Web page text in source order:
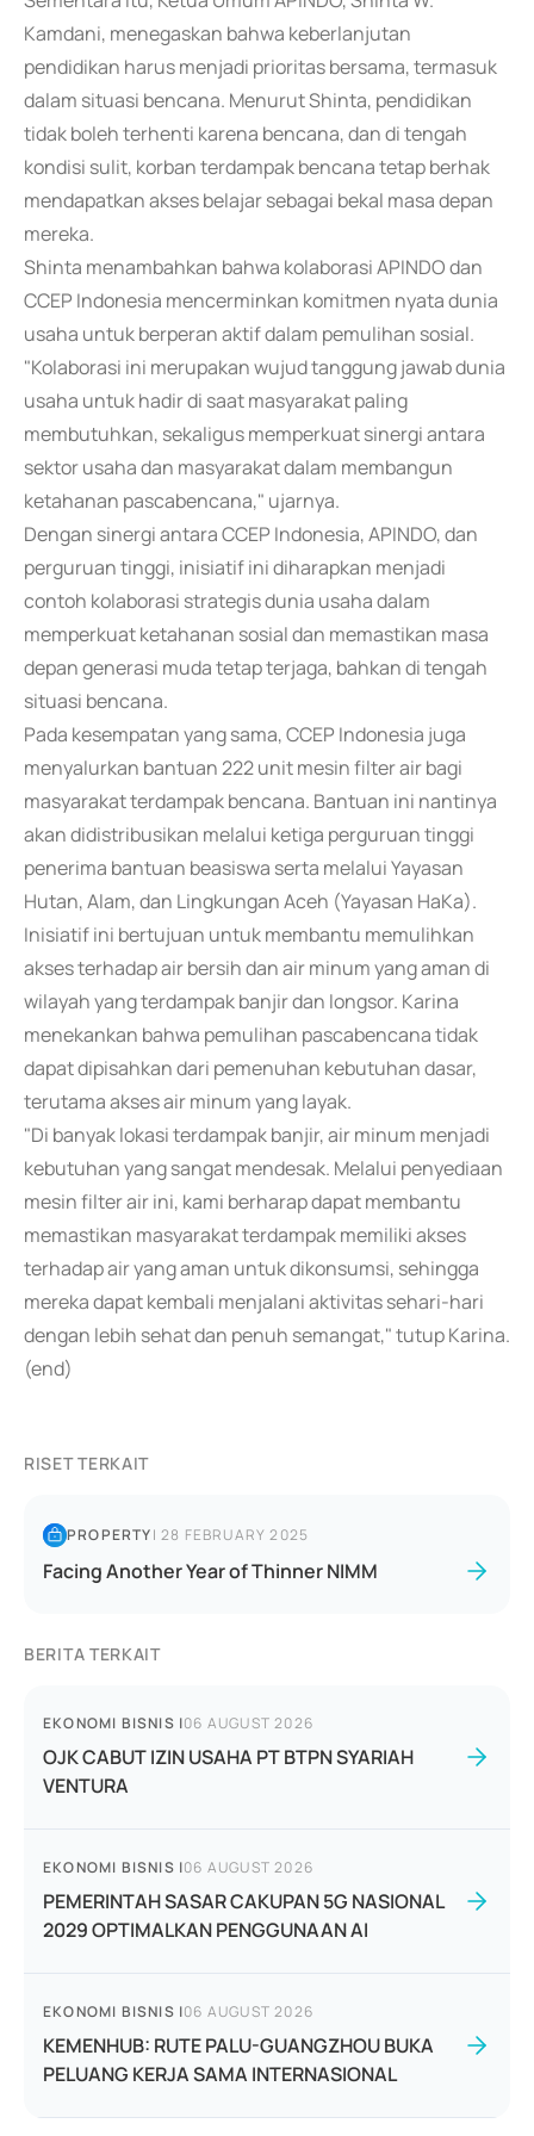
Kamdani, menegaskan bahwa keberlanjutan
pendidikan harus menjadi prioritas bersama, termasuk
dalam situasi bencana. Menurut Shinta, pendidikan
tidak boleh terhenti karena bencana, dan di tengah
kondisi sulit, korban terdampak bencana tetap berhak
mendapatkan akses belajar sebagai bekal masa depan
mereka.
Shinta menambahkan bahwa kolaborasi APINDO dan
CCEP Indonesia mencerminkan komitmen nyata dunia
usaha untuk berperan aktif dalam pemulihan sosial.
"Kolaborasi ini merupakan wujud tanggung jawab dunia
usaha untuk hadir di saat masyarakat paling
membutuhkan, sekaligus memperkuat sinergi antara
sektor usaha dan masyarakat dalam membangun
ketahanan pascabencana," ujarnya.
Dengan sinergi antara CCEP Indonesia, APINDO, dan
perguruan tinggi, inisiatif ini diharapkan menjadi
contoh kolaborasi strategis dunia usaha dalam
memperkuat ketahanan sosial dan memastikan masa
depan generasi muda tetap terjaga, bahkan di tengah
situasi bencana.
Pada kesempatan yang sama, CCEP Indonesia juga
menyalurkan bantuan 222 unit mesin filter air bagi
masyarakat terdampak bencana. Bantuan ini nantinya
akan didistribusikan melalui ketiga perguruan tinggi
penerima bantuan beasiswa serta melalui Yayasan
Hutan, Alam, dan Lingkungan Aceh (Yayasan HaKa).
Inisiatif ini bertujuan untuk membantu memulihkan
akses terhadap air bersih dan air minum yang aman di
wilayah yang terdampak banjir dan longsor. Karina
menekankan bahwa pemulihan pascabencana tidak
dapat dipisahkan dari pemenuhan kebutuhan dasar,
terutama akses air minum yang layak.
"Di banyak lokasi terdampak banjir, air minum menjadi
kebutuhan yang sangat mendesak. Melalui penyediaan
mesin filter air ini, kami berharap dapat membantu
memastikan masyarakat terdampak memiliki akses
terhadap air yang aman untuk dikonsumsi, sehingga
mereka dapat kembali menjalani aktivitas sehari-hari
dengan lebih sehat dan penuh semangat," tutup Karina.
(end)
RISET TERKAIT
PROPERTY|28 FEBRUARY 2025
Facing Another Year of Thinner NIMM
BERITA TERKAIT
EKONOMI BISNIS |06 AUGUST 2026
OJK CABUT IZIN USAHA PT BTPN SYARIAH
VENTURA
EKONOMI BISNIS |06 AUGUST 2026
PEMERINTAH SASAR CAKUPAN 5G NASIONAL
2029 OPTIMALKAN PENGGUNAAN AI
EKONOMI BISNIS |06 AUGUST 2026
KEMENHUB: RUTE PALU-GUANGZHOU BUKA
PELUANG KERJA SAMA INTERNASIONAL